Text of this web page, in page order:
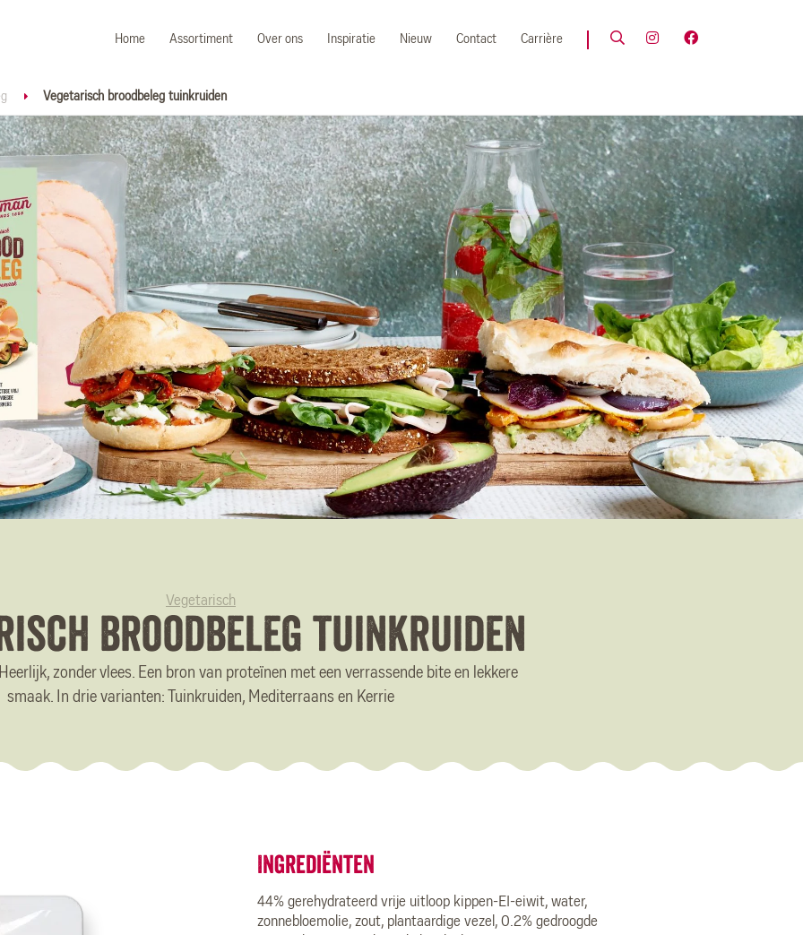
Home Assortiment Over ons Inspiratie Nieuw Contact Carrière
Vegetarisch broodbeleg tuinkruiden
Vegetarisch
broodbeleg tuinkruiden
zonder vlees. Een bron van proteïnen met een verrassende bite en lekkere
smaak. In drie varianten: Tuinkruiden, Mediterraans en Kerrie
Ingrediënten
44% gerehydrateerd vrije uitloop kippen-EI-eiwit, water,
zonnebloemolie, zout, plantaardige vezel, 0.2% gedroogde